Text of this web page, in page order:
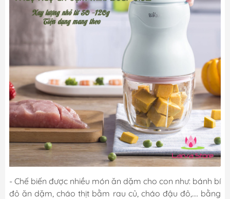
- Chế biến được nhiều món ăn dặm cho con như: bánh bí
đỏ ăn dặm, cháo thịt bằm rau củ, cháo đậu đỏ,…. bằng